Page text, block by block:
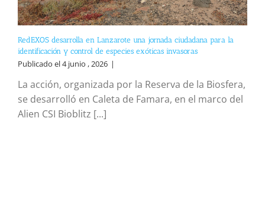
RedEXOS desarrolla en Lanzarote una jornada ciudadana para la
identificación y control de especies exóticas invasoras
Publicado el 4 junio , 2026 |
La acción, organizada por la Reserva de la Biosfera,
se desarrolló en Caleta de Famara, en el marco del
Alien CSI Bioblitz [...]